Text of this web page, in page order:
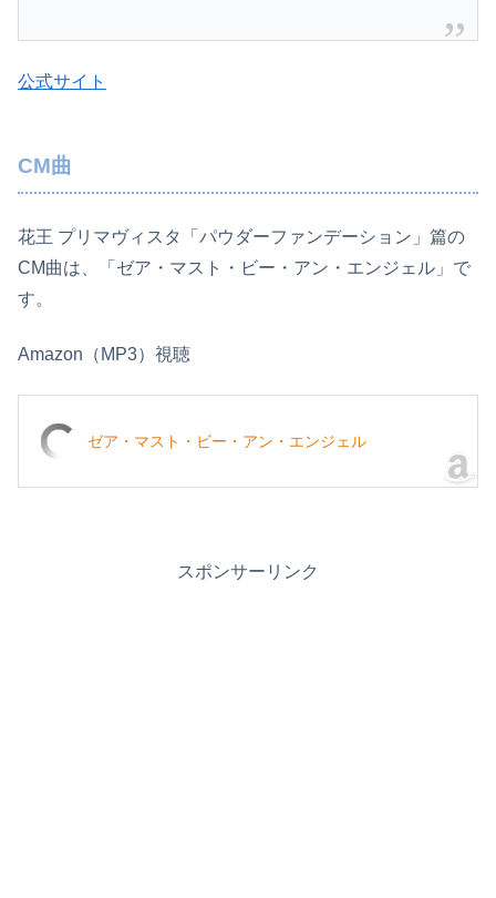
公式サイト
CM曲
花王 プリマヴィスタ「パウダーファンデーション」篇の
CM曲は、「ゼア・マスト・ビー・アン・エンジェル」で
す。
Amazon（MP3）視聴
ゼア・マスト・ビー・アン・エンジェル
スポンサーリンク